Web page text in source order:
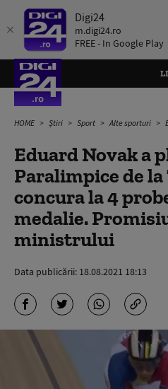
Digi24
m.digi24.ro
FREE - In Google Play
HOME Știri Sport Alte sporturi
Eduard Novak a
Paralimpice de
concura la 4
medalie.
ministrului
Data publicării: 18.08.2021 18:13